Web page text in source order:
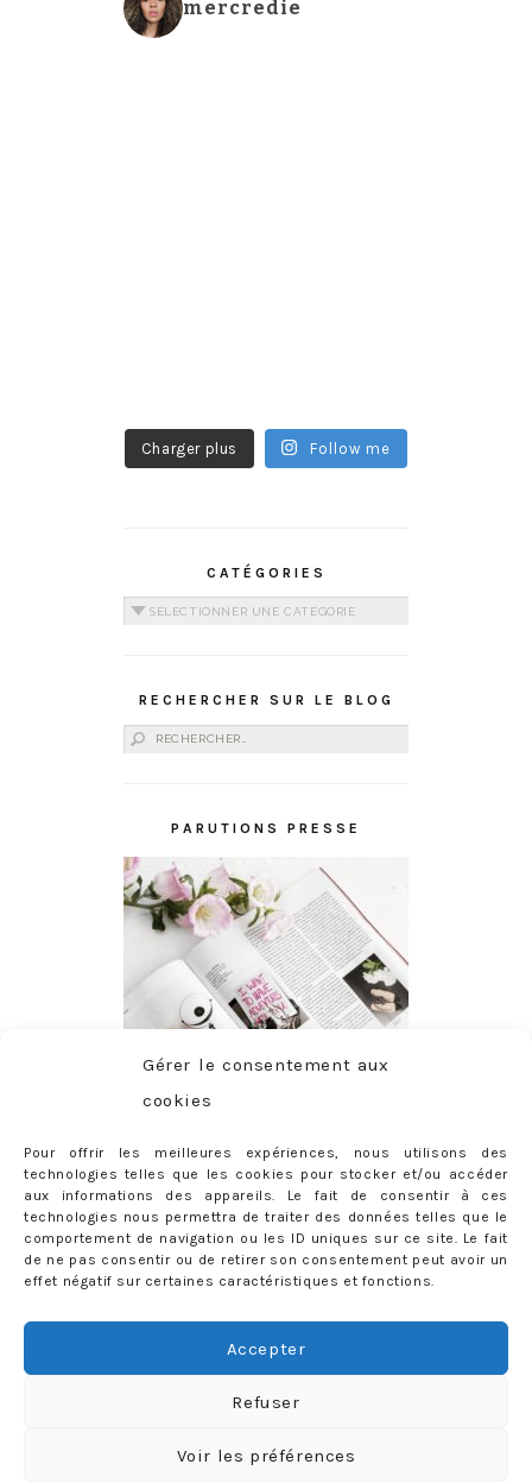
Gérer le consentement aux
cookies
Pour offrir les meilleures expériences, nous utilisons des
technologies telles que les cookies pour stocker et/ou accéder
aux informations des appareils. Le fait de consentir à ces
technologies nous permettra de traiter des données telles que le
comportement de navigation ou les ID uniques sur ce site. Le fait
de ne pas consentir ou de retirer son consentement peut avoir un
effet négatif sur certaines caractéristiques et fonctions.
Accepter
Refuser
Voir les préférences
mercredie
Charger plus Follow me
CATÉGORIES
Catégories
RECHERCHER SUR LE BLOG
Rechercher :
PARUTIONS PRESSE
ABONNEMENT
Adresse
Rejoignez les 398 autres abonnés